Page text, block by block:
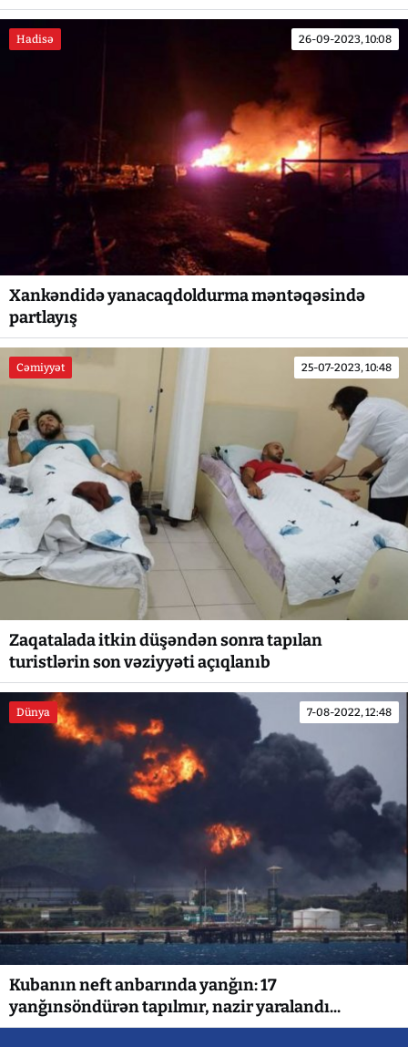
Hadisə 26-09-2023, 10:08
Xankəndidə yanacaqdoldurma məntəqəsində
partlayış
Cəmiyyət 25-07-2023, 10:48
Zaqatalada itkin düşəndən sonra tapılan
turistlərin son vəziyyəti açıqlanıb
Dünya 7-08-2022, 12:48
Kubanın neft anbarında yanğın: 17
yanğınsöndürən tapılmır, nazir yaralandı...